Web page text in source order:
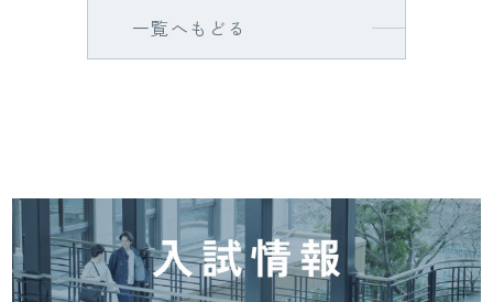
一覧へもどる